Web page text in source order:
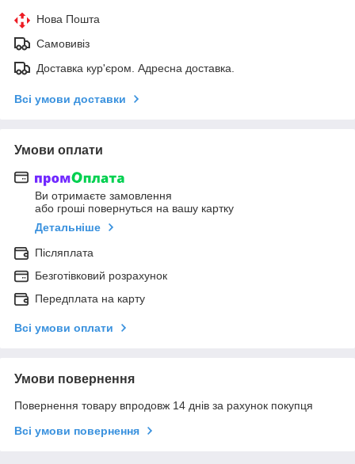
Нова Пошта
Самовивіз
Доставка кур'єром. Адресна доставка.
Всі умови доставки
Умови оплати
Ви отримаєте замовлення
або гроші повернуться на вашу картку
Детальніше
Післяплата
Безготівковий розрахунок
Передплата на карту
Всі умови оплати
Умови повернення
Повернення товару впродовж 14 днів за рахунок покупця
Всі умови повернення